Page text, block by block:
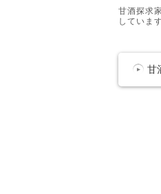
甘酒探求
しています
甘